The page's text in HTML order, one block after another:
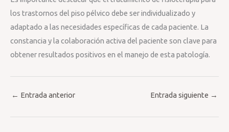
los trastornos del piso pélvico debe ser individualizado y
adaptado a las necesidades específicas de cada paciente. La
constancia y la colaboración activa del paciente son clave para
obtener resultados positivos en el manejo de esta patología.
← Entrada anterior Entrada siguiente →